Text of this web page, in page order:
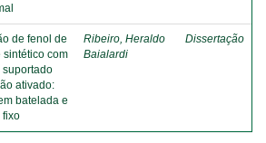
de fenol de
sintético com
suportado
ativado:
batelada e
fixo
Ribeiro, Heraldo
Baialardi
Dissertação